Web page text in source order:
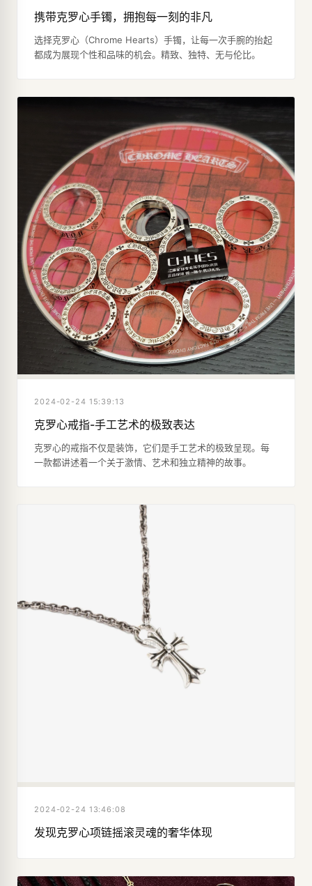
携带克罗心手镯，拥抱每一刻的非凡
选择克罗心（Chrome Hearts）手镯，让每一次手腕的抬起
都成为展现个性和品味的机会。精致、独特、无与伦比。
2024-02-24 15:39:13
克罗心戒指-手工艺术的极致表达
克罗心的戒指不仅是装饰，它们是手工艺术的极致呈现。每
一款都讲述着一个关于激情、艺术和独立精神的故事。
2024-02-24 13:46:08
发现克罗心项链摇滚灵魂的奢华体现